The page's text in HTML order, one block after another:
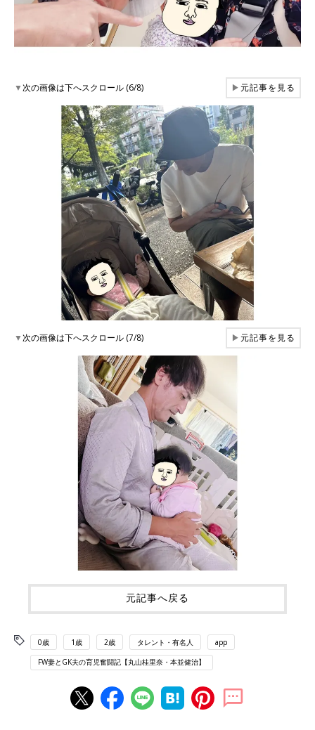
▼次の画像は下へスクロール (6/8) ▶元記事を見る
▼次の画像は下へスクロール (7/8) ▶元記事を見る
元記事へ戻る
0歳 1歳 2歳 タレント・有名人 app
FW妻とGK夫の育児奮闘記【丸山桂里奈・本並健治】